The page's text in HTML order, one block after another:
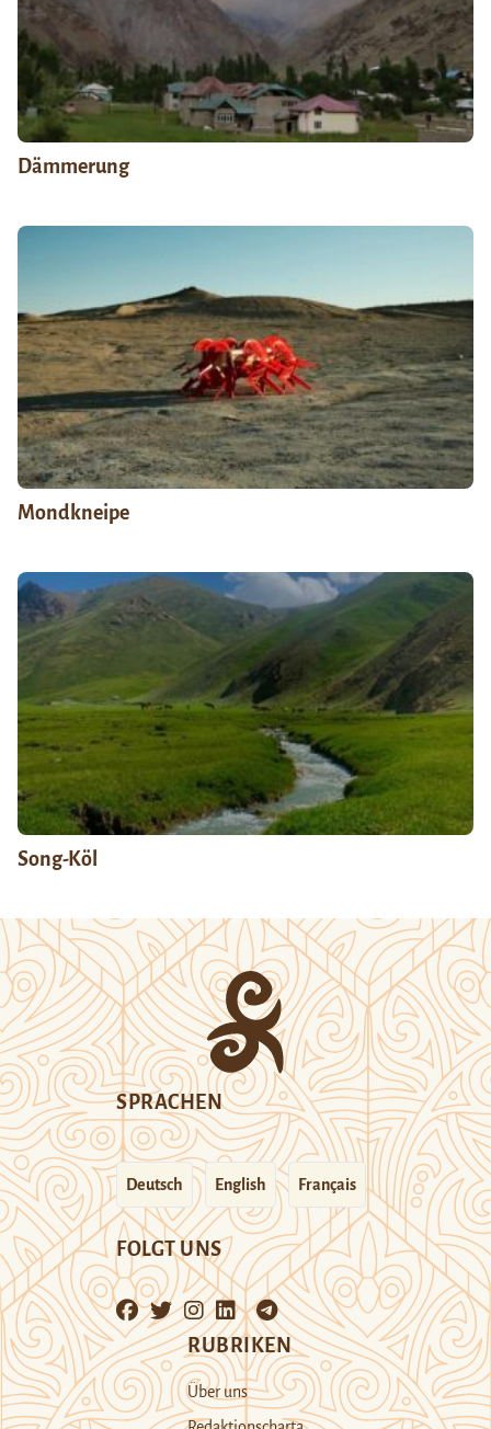
Dämmerung
Mondkneipe
Song-Köl
SPRACHEN
Deutsch English Français
FOLGT UNS
RUBRIKEN
Über uns